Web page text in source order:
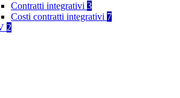
Contratti integrativi 3
Costi contratti integrativi 7
2